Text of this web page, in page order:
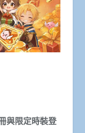
與限定時裝登